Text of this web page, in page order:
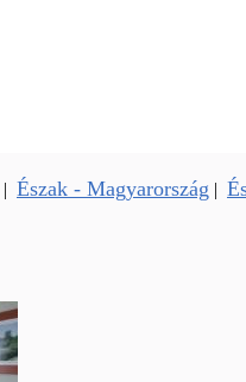
| Észak - Magyarország |